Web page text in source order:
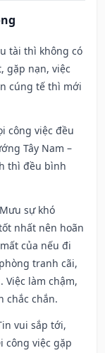
tài thì không có
gặp nạn, việc
cúng tế thì mới
công việc đều
Tây Nam –
thì đều bình
Mưu sự khó
nhất nên hoãn
của nếu đi
tranh cãi,
làm chậm,
chắc chắn.
vui sắp tới,
công việc gặp